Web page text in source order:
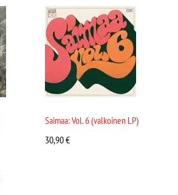
Saimaa: Vol. 6 (valkoinen LP)
30,90€